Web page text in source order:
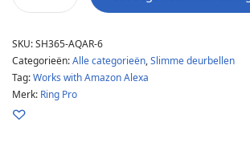
SKU:SH365-AQAR-6
Categorieën:Alle categorieën,Slimme deurbellen
Tag:Works with Amazon Alexa
Merk: Ring Pro